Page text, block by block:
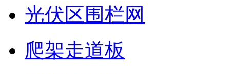
光伏区围栏网
爬架走道板